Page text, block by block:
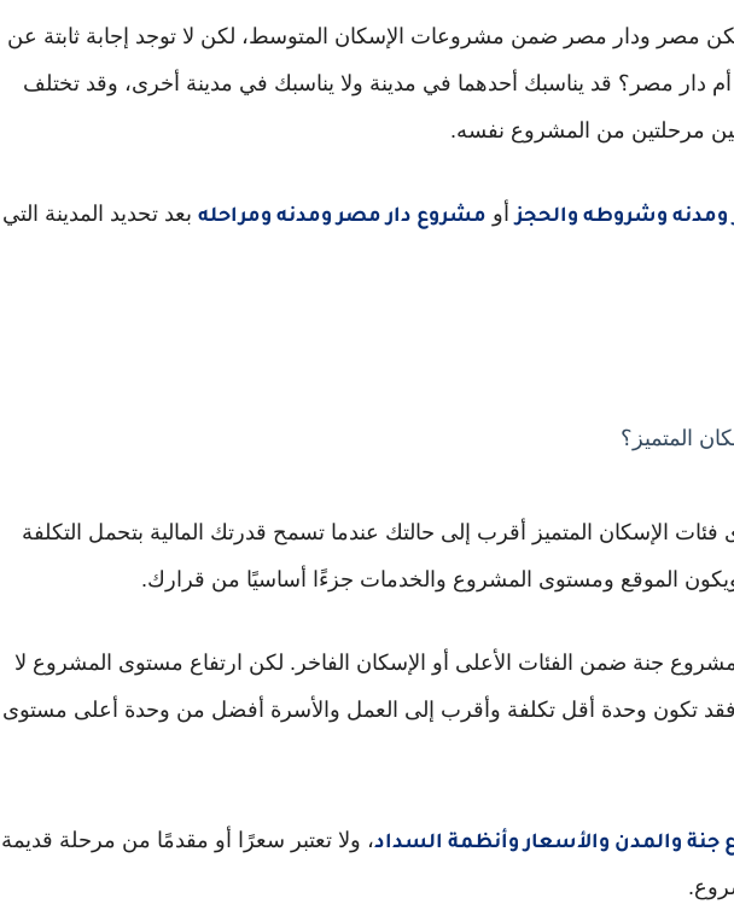
مصر ودار مصر ضمن مشروعات الإسكان المتوسط، لكن لا توجد إجابة ثابتة عن
مصر؟ قد يناسبك أحدهما في مدينة ولا يناسبك في مدينة أخرى، وقد تختلف
بين مرحلتين من المشروع نفسه.
وشروطه والحجز أو مشروع دار مصر ومدنه ومراحله بعد تحديد المدينة التي
المتميز؟
الإسكان المتميز أقرب إلى حالتك عندما تسمح قدرتك المالية بتحمل التكلفة
الموقع ومستوى المشروع والخدمات جزءًا أساسيًا من قرارك.
جنة ضمن الفئات الأعلى أو الإسكان الفاخر. لكن ارتفاع مستوى المشروع لا
فقد تكون وحدة أقل تكلفة وأقرب إلى العمل والأسرة أفضل من وحدة أعلى مستوى
والمدن والأسعار وأنظمة السداد، ولا تعتبر سعرًا أو مقدمًا من مرحلة قديمة